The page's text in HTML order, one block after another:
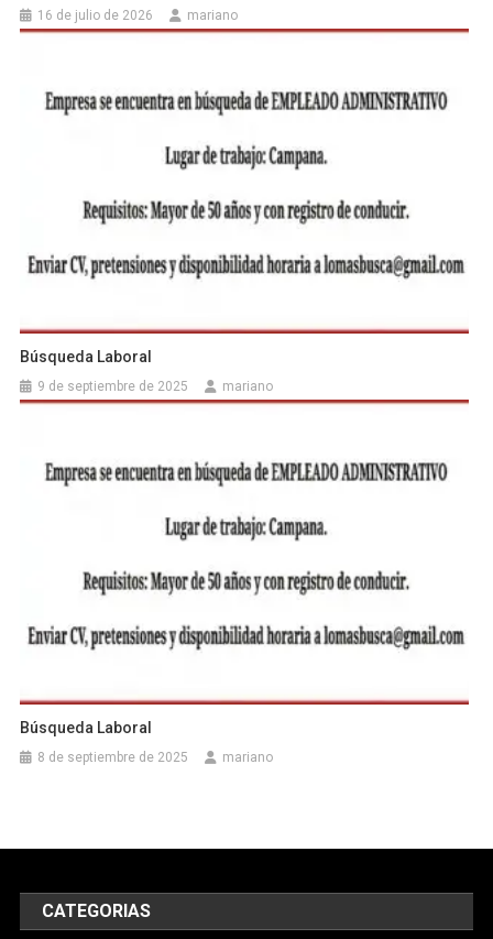
16 de julio de 2026 mariano
Búsqueda Laboral
9 de septiembre de 2025 mariano
Búsqueda Laboral
8 de septiembre de 2025 mariano
CATEGORIAS